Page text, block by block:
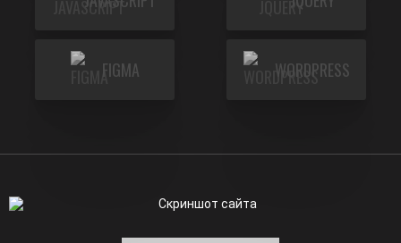
FIGMA WORDPRESS